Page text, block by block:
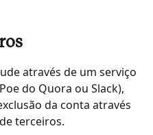
através de um serviço
do Quora ou Slack),
da conta através
terceiros.